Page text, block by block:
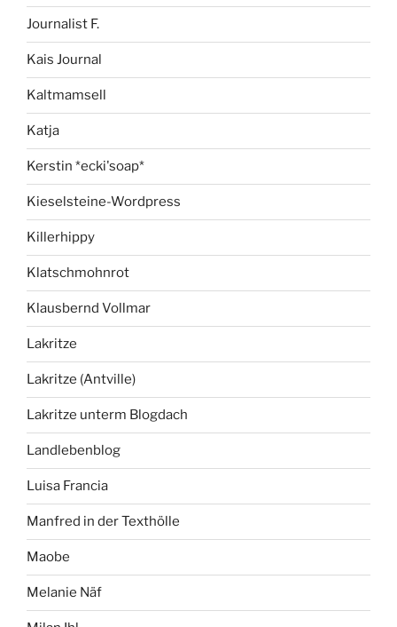
Journalist F.
Kais Journal
Kaltmamsell
Katja
Kerstin *ecki'soap*
Kieselsteine-Wordpress
Killerhippy
Klatschmohnrot
Klausbernd Vollmar
Lakritze
Lakritze (Antville)
Lakritze unterm Blogdach
Landlebenblog
Luisa Francia
Manfred in der Texthölle
Maobe
Melanie Näf